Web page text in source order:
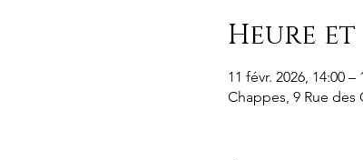
Heure
11 févr. 2026, 14:00 –
Chappes, 9 Rue des